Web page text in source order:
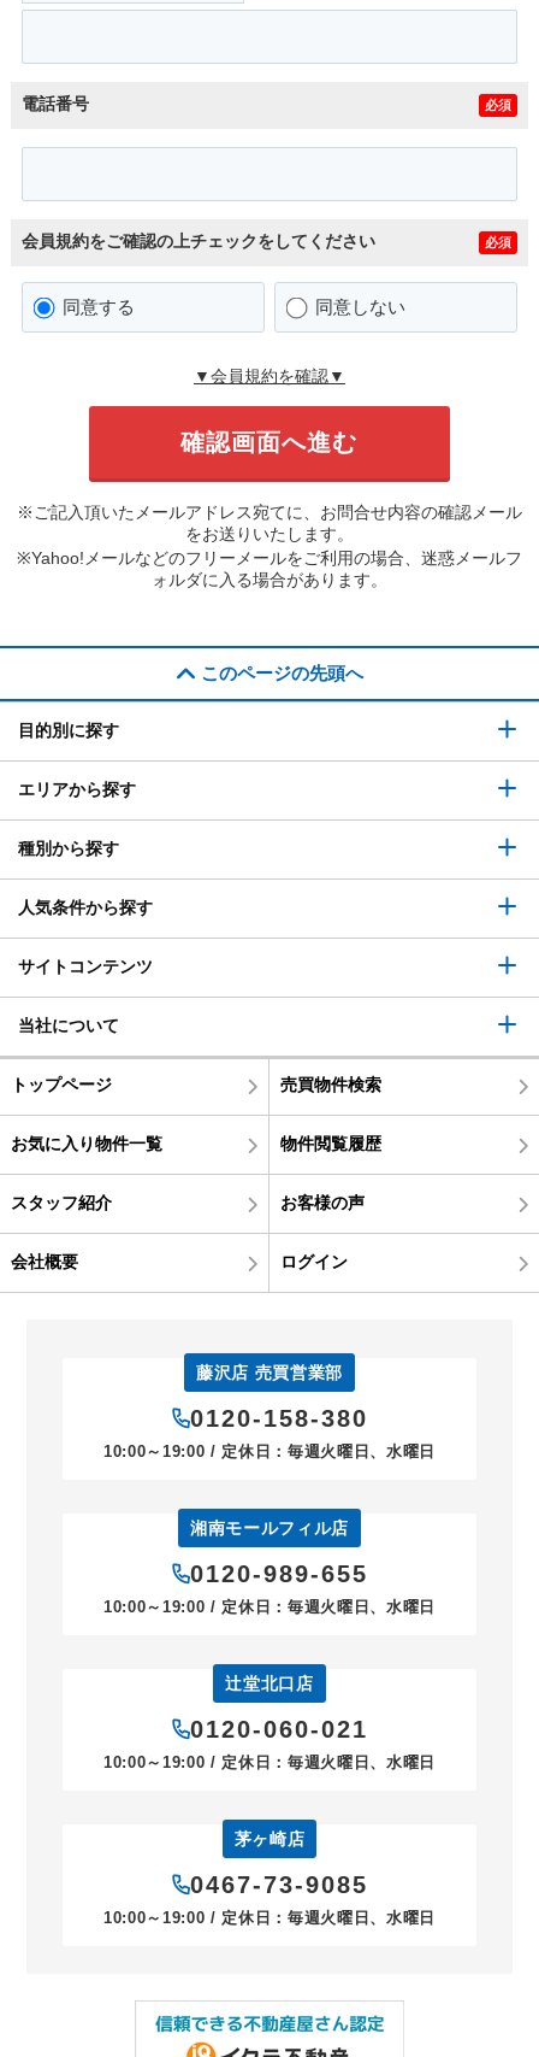
電話番号 必須
会員規約をご確認の上チェックをしてください 必須
同意する 同意しない
▼会員規約を確認▼
※ご記入頂いたメールアドレス宛てに、お問合せ内容の確認メール
をお送りいたします。
※Yahoo!メールなどのフリーメールをご利用の場合、迷惑メールフ
ォルダに入る場合があります。
このページの先頭へ
目的別に探す
エリアから探す
種別から探す
人気条件から探す
サイトコンテンツ
当社について
トップページ 売買物件検索
お気に入り物件一覧 物件閲覧履歴
スタッフ紹介 お客様の声
会社概要 ログイン
藤沢店 売買営業部
0120-158-380
10:00～19:00 / 定休日：毎週火曜日、水曜日
湘南モールフィル店
0120-989-655
10:00～19:00 / 定休日：毎週火曜日、水曜日
辻堂北口店
0120-060-021
10:00～19:00 / 定休日：毎週火曜日、水曜日
茅ヶ崎店
0467-73-9085
10:00～19:00 / 定休日：毎週火曜日、水曜日